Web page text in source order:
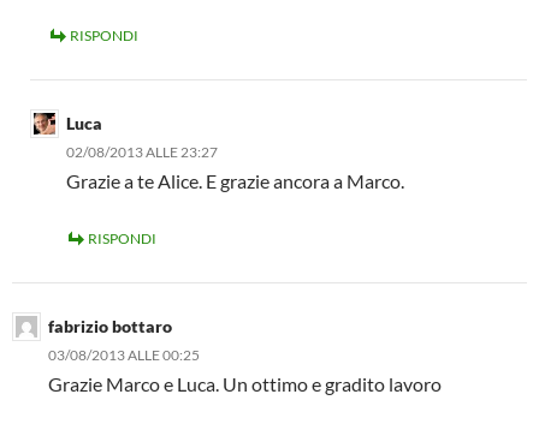
RISPONDI
Luca
02/08/2013 ALLE 23:27
Grazie a te Alice. E grazie ancora a Marco.
RISPONDI
fabrizio bottaro
03/08/2013 ALLE 00:25
Grazie Marco e Luca. Un ottimo e gradito lavoro